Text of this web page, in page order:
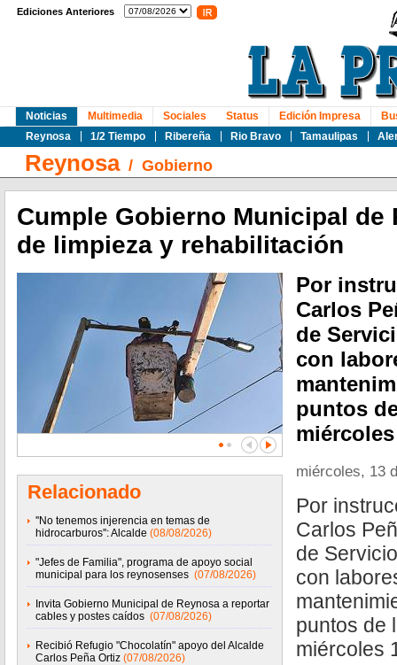
Ediciones Anteriores
Noticias
Reynosa
1/2 Tiempo Ribereña Rio Bravo Tamaulipas
Multimedia Sociales Status Edición Impresa
Reynosa/ Gobierno
Cumple Gobierno Municipal de
de limpieza y rehabilitación
Relacionado
''No tenemos injerencia en temas de
hidrocarburos'': Alcalde (08/08/2026)
"Jefes de Familia", programa de apoyo social
municipal para los reynosenses (07/08/2026)
Invita Gobierno Municipal de Reynosa a reportar
cables y postes caídos (07/08/2026)
Recibió Refugio "Chocolatín" apoyo del Alcalde
Carlos Peña Ortiz (07/08/2026)
Por
Carlos
de
con
puntos
miércoles, 13
Por
Carlos
de
con
puntos de
miércoles